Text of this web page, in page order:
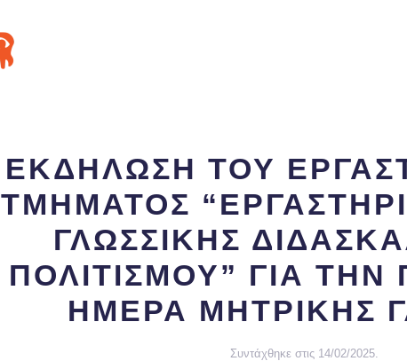
ΕΚΔΗΛΩΣΗ ΤΟΥ
ΤΜΗΜΑΤΟΣ
ΓΛΩΣΣΙΚΗΣ
ΠΟΛΙΤΙΣΜΟΥ” ΓΙΑ ΤΗΝ
ΗΜΕΡΑ ΜΗΤΡΙΚΗΣ
Συντάχθηκε στις 14/02/2025.